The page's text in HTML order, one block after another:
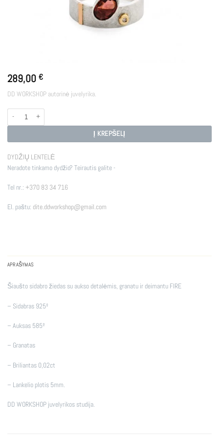
289,00 €
DD WORKSHOP autorinė juvelyrika.
produkto kiekis: FIRE
Į KREPŠELĮ
DYDŽIŲ LENTELĖ
Neradote tinkamo dydžio? Teirautis galite -
Tel nr.: +370 83 34 716
El. paštu: dite.ddworkshop@gmail.com
APRAŠYMAS
Šiaušto sidabro žiedas su aukso detalėmis, granatu ir deimantu FIRE
– Sidabras 925º
– Auksas 585º
– Granatas
– Briliantas 0,02ct
– Lankelio plotis 5mm.
DD WORKSHOP juvelyrikos studija.